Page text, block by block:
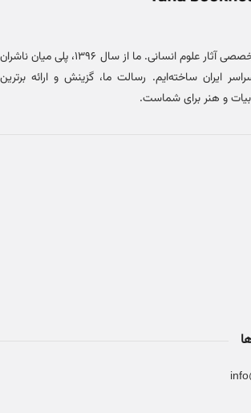
خانه کتاب طاها، مرجع تخصصی آثار علوم انسانی. ما از سال ۱۳۹۶، پلی میان ناشران
ایران ساخته‌ایم. رسالت ما، گزینش و ارائه برترین
و هنر برای شماست.